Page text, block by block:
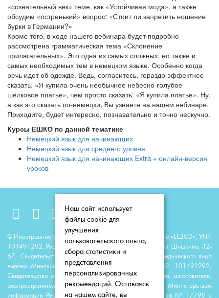
«сознательный век» теме, как «Устойчивая мода», а также
обсудим «остренький» вопрос: «Стоит ли запретить ношение
бурки в Германии?»
Кроме того, в ходе нашего вебинара будет подробно
рассмотрена грамматическая тема «Склонение
прилагательных». Это одна из самых сложных, но также и
самых необходимых тем в немецком языке. Особенно когда
речь идет об одежде. Ведь, согласитесь, гораздо эффектнее
сказать: «Я купила очень необычное небесно-голубое
шёлковое платье», чем просто сказать: «Я купила платье». Ну,
а как это сказать по-немецки, Вы узнаете на нашем вебинаре.
Приходите, будет интересно, познавательно и точно нескучно.
Курсы ЕШКО по данной тематике
Немецкий язык для начинающих
Немецкий язык для среднего уровня
Немецкий язык для начинающих Extra + онлайн-версия
уроков
© Иностранное унитарное образовательное предприятие «ЕШКО», УНП
101491292, Республика Беларусь, 220118, г. Минск, ул. Шишкина, 32-
67, Свидетельство о государственной регистрации юридического лица
выдано Минским горисполкомом 23 июня 2014 г. № 101491292,
Свидетельство о государственной регистрации издателя, изготовителя,
распространителя печатных изданий выдано Министерством
информации Республики Беларусь 11 августа 2014 г. за № 1/798 о
Наш сайт использует
файлы cookie для
улучшения
пользовательского опыта,
сбора статистики и
представления
персонализированных
рекомендаций. Оставаясь
на нашем сайте, вы